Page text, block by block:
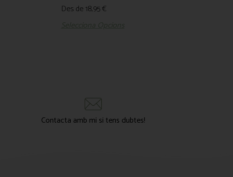
Des de18,95€
Contacta amb mi si tens dubtes!